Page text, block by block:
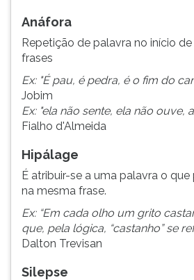
Anáfora
Repetição de palavra no início
frases
Ex: "É pau, é pedra, é o fim do
Jobim
Ex: "ela não sente, ela não ouve,
Fialho d'Almeida
Hipálage
É atribuir-se a uma palavra o
na mesma frase.
Ex: “Em cada olho um grito
que, pela lógica, “castanho” se
Dalton Trevisan
Silepse